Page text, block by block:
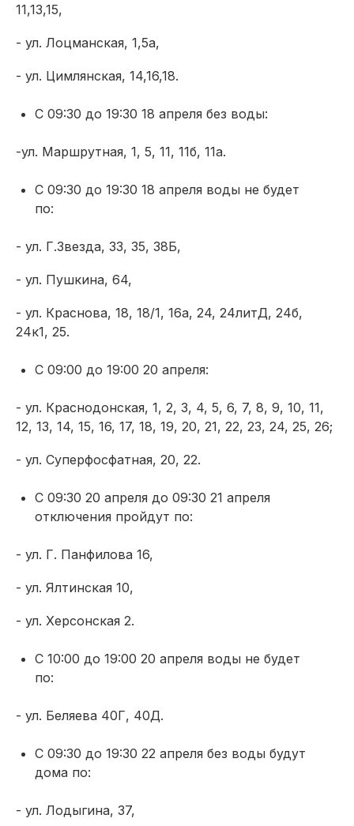
11,13,15,
- ул. Лоцманская, 1,5а,
- ул. Цимлянская, 14,16,18.
С 09:30 до 19:30 18 апреля без воды:
-ул. Маршрутная, 1, 5, 11, 11б, 11а.
С 09:30 до 19:30 18 апреля воды не будет
по:
- ул. Г.Звезда, 33, 35, 38Б,
- ул. Пушкина, 64,
- ул. Краснова, 18, 18/1, 16а, 24, 24литД, 24б,
24к1, 25.
С 09:00 до 19:00 20 апреля:
- ул. Краснодонская, 1, 2, 3, 4, 5, 6, 7, 8, 9, 10, 11,
12, 13, 14, 15, 16, 17, 18, 19, 20, 21, 22, 23, 24, 25, 26;
- ул. Суперфосфатная, 20, 22.
С 09:30 20 апреля до 09:30 21 апреля
отключения пройдут по:
- ул. Г. Панфилова 16,
- ул. Ялтинская 10,
- ул. Херсонская 2.
С 10:00 до 19:00 20 апреля воды не будет
по:
- ул. Беляева 40Г, 40Д.
С 09:30 до 19:30 22 апреля без воды будут
дома по:
- ул. Лодыгина, 37,